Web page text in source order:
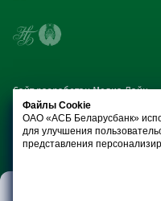
Сайт разработан Медиа Лайн
Файлы Cookie
ОАО «АСБ Беларусбанк»
для улучшения
представления